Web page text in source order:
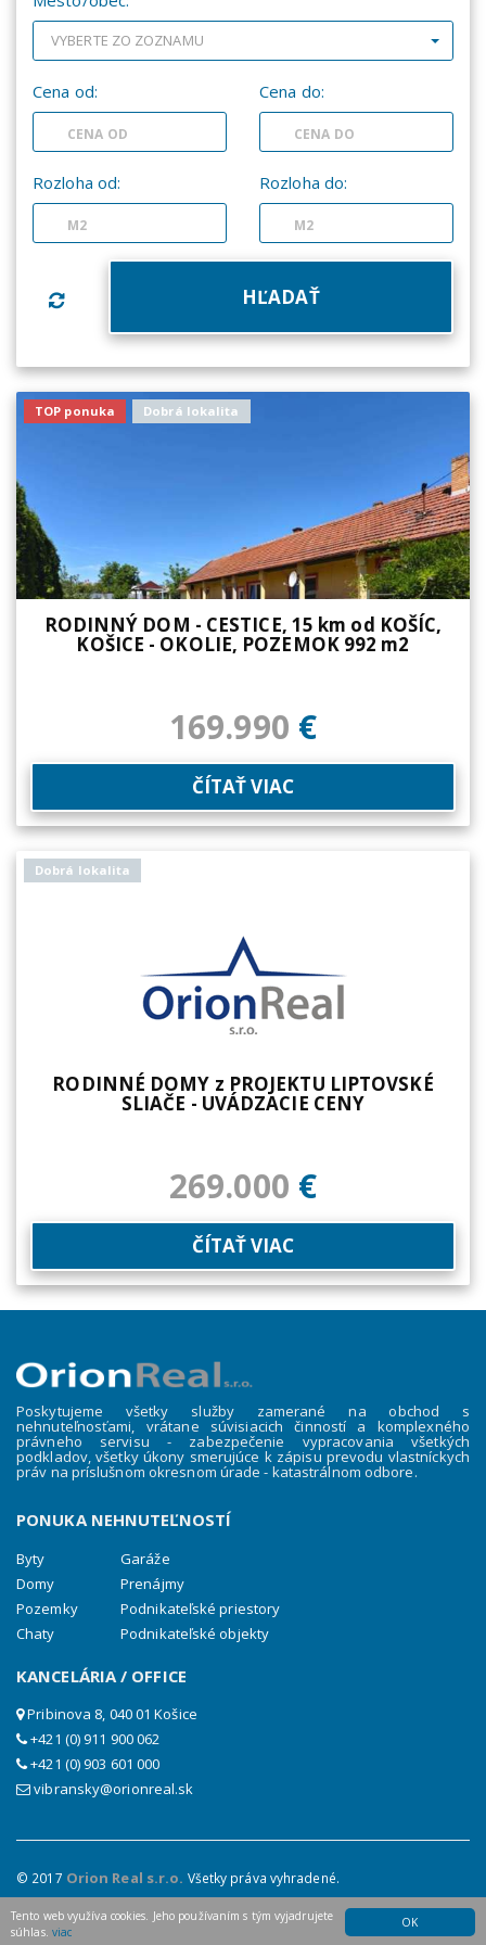
OK
Tento web využíva cookies. Jeho používaním s tým vyjadrujete
súhlas. viac
VYBERTE ZO ZOZNAMU
Cena od: Cena do:
Rozloha od: Rozloha do:
TOP ponuka Dobrá lokalita
RODINNÝ DOM - CESTICE, 15 km od KOŠÍC,
KOŠICE - OKOLIE, POZEMOK 992 m2
169.990 €
ČÍTAŤ VIAC
Dobrá lokalita
RODINNÉ DOMY z PROJEKTU LIPTOVSKÉ
SLIAČE - UVÁDZACIE CENY
269.000 €
ČÍTAŤ VIAC
Poskytujeme všetky služby zamerané na obchod s
nehnuteľnosťami, vrátane súvisiacich činností a komplexného
právneho servisu - zabezpečenie vypracovania všetkých
podkladov, všetky úkony smerujúce k zápisu prevodu vlastníckych
práv na príslušnom okresnom úrade - katastrálnom odbore.
PONUKA NEHNUTEĽNOSTÍ
Byty
Domy
Pozemky
Chaty
Garáže
Prenájmy
Podnikateľské priestory
Podnikateľské objekty
KANCELÁRIA / OFFICE
Pribinova 8, 040 01 Košice
+421 (0) 911 900 062
+421 (0) 903 601 000
vibransky@orionreal.sk
© 2017 Orion Real s.r.o. Všetky práva vyhradené.